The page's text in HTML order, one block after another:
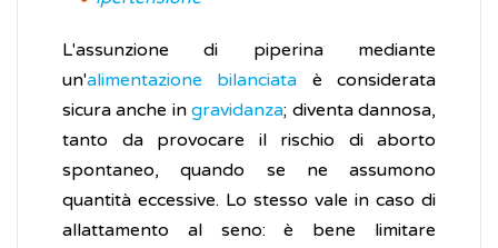
L'assunzione di piperina mediante
un'alimentazione bilanciata è considerata
sicura anche ingravidanza; diventa dannosa,
tanto da provocare il rischio di aborto
spontaneo, quando se ne assumono
quantità eccessive. Lo stesso vale in caso di
allattamento al seno: è bene limitare